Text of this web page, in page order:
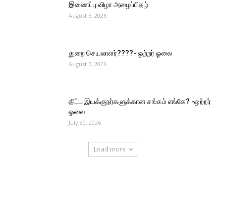
இணைப்பு விழா அழைப்பிதழ்
August 5, 2026
துறை செயலாளர்????- ஒற்றர் ஓலை
August 5, 2026
திட்ட இயக்குநர்களுக்கான சங்கம் எங்கே? -ஒற்றர்
ஓலை
July 30, 2026
Load more